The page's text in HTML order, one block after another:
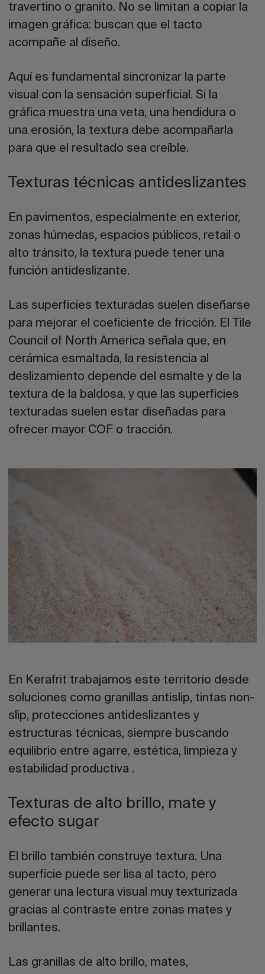
travertino o granito. No se limitan a copiar la
imagen gráfica: buscan que el tacto
acompañe al diseño.
Aquí es fundamental sincronizar la parte
visual con la sensación superficial. Si la
gráfica muestra una veta, una hendidura o
una erosión, la textura debe acompañarla
para que el resultado sea creíble.
Texturas técnicas antideslizantes
En pavimentos, especialmente en exterior,
zonas húmedas, espacios públicos, retail o
alto tránsito, la textura puede tener una
función antideslizante.
Las superficies texturadas suelen diseñarse
para mejorar el coeficiente de fricción. El Tile
Council of North America señala que, en
cerámica esmaltada, la resistencia al
deslizamiento depende del esmalte y de la
textura de la baldosa, y que las superficies
texturadas suelen estar diseñadas para
ofrecer mayor COF o tracción.
En Kerafrit trabajamos este territorio desde
soluciones como granillas antislip, tintas non-
slip, protecciones antideslizantes y
estructuras técnicas, siempre buscando
equilibrio entre agarre, estética, limpieza y
estabilidad productiva .
Texturas de alto brillo, mate y
efecto sugar
El brillo también construye textura. Una
superficie puede ser lisa al tacto, pero
generar una lectura visual muy texturizada
gracias al contraste entre zonas mates y
brillantes.
Las granillas de alto brillo, mates,